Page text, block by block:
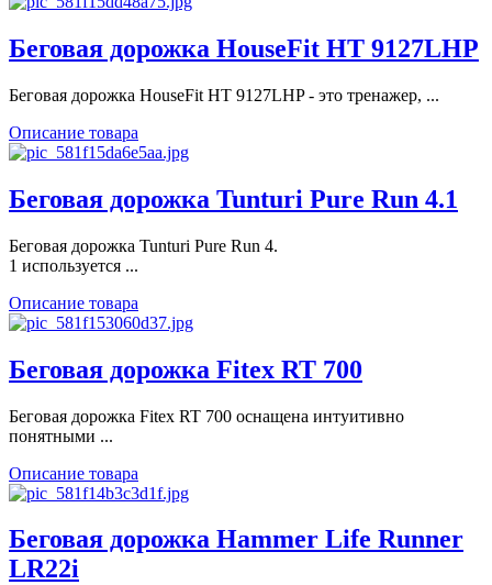
Беговая дорожка HouseFit HT 9127LHP
Беговая дорожка HouseFit HT 9127LHP - это тренажер, ...
Описание товара
Беговая дорожка Tunturi Pure Run 4.1
Беговая дорожка Tunturi Pure Run 4.
1 используется ...
Описание товара
Беговая дорожка Fitex RT 700
Беговая дорожка Fitex RT 700 оснащена интуитивно
понятными ...
Описание товара
Беговая дорожка Hammer Life Runner
LR22i